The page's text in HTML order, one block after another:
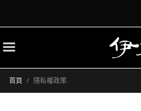
首頁 隱私權政策